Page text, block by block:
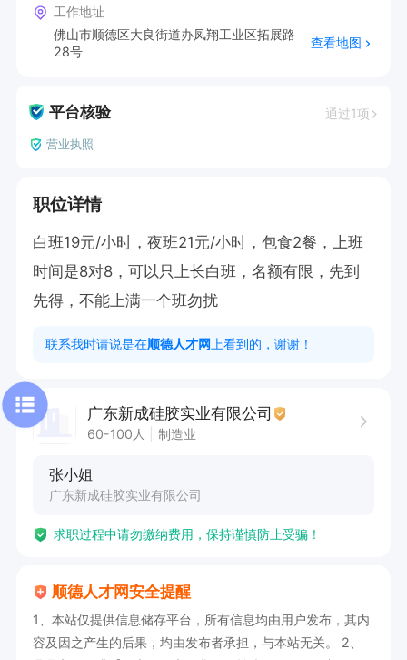
工作地址
佛山市顺德区大良街道办凤翔工业区拓展路
28号
查看地图
平台核验 通过1项
营业执照
职位详情
白班19元/小时，夜班21元/小时，包食2餐，上班
时间是8对8，可以只上长白班，名额有限，先到
先得，不能上满一个班勿扰
联系我时请说是在顺德人才网 上看到的，谢谢！
广东新成硅胶实业有限公司
60-100人 制造业
张小姐
广东新成硅胶实业有限公司
求职过程中请勿缴纳费用，保持谨慎防止受骗！
顺德人才网安全提醒
1、本站仅提供信息储存平台，所有信息均由用户发布，其内
容及因之产生的后果，均由发布者承担，与本站无关。 2、